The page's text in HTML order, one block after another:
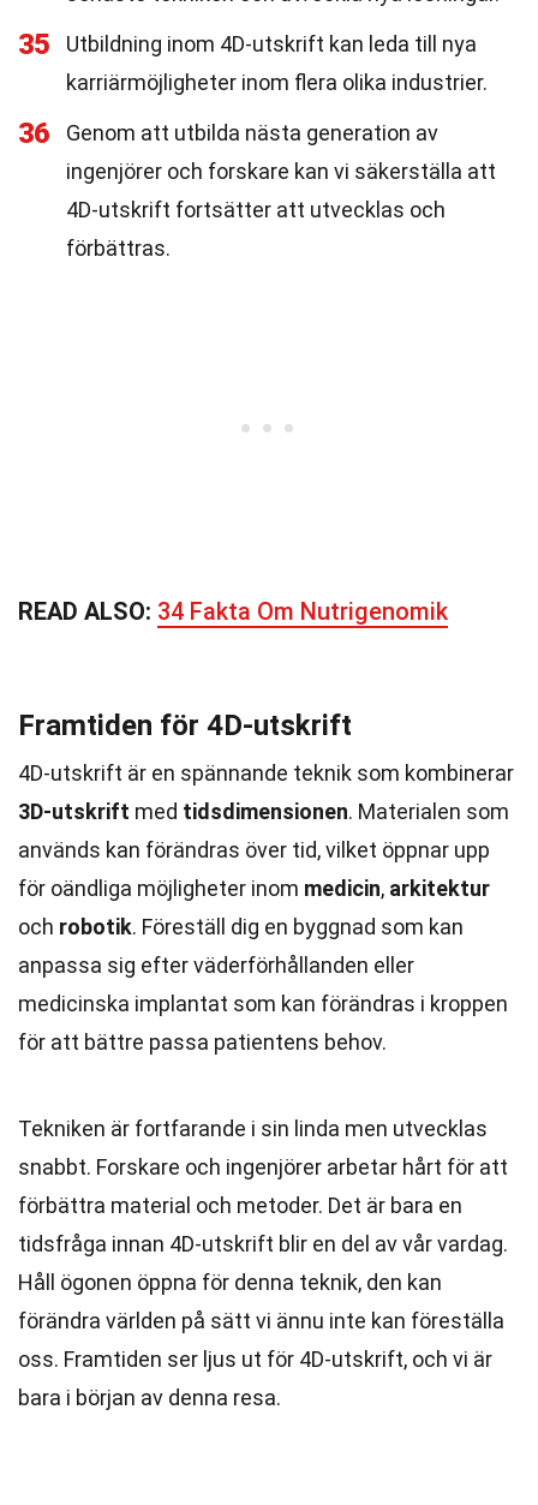
35
Utbildning inom 4D-utskrift kan leda till nya
karriärmöjligheter inom flera olika industrier.
36
Genom att utbilda nästa generation av
ingenjörer och forskare kan vi säkerställa att
4D-utskrift fortsätter att utvecklas och
förbättras.
READ ALSO: 34 Fakta Om Nutrigenomik
Framtiden för 4D-utskrift
4D-utskrift är en spännande teknik som kombinerar
3D-utskrift med tidsdimensionen. Materialen som
används kan förändras över tid, vilket öppnar upp
för oändliga möjligheter inom medicin, arkitektur
och robotik. Föreställ dig en byggnad som kan
anpassa sig efter väderförhållanden eller
medicinska implantat som kan förändras i kroppen
för att bättre passa patientens behov.
Tekniken är fortfarande i sin linda men utvecklas
snabbt. Forskare och ingenjörer arbetar hårt för att
förbättra material och metoder. Det är bara en
tidsfråga innan 4D-utskrift blir en del av vår vardag.
Håll ögonen öppna för denna teknik, den kan
förändra världen på sätt vi ännu inte kan föreställa
oss. Framtiden ser ljus ut för 4D-utskrift, och vi är
bara i början av denna resa.